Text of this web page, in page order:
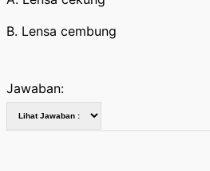
B. Lensa cembung
Jawaban: